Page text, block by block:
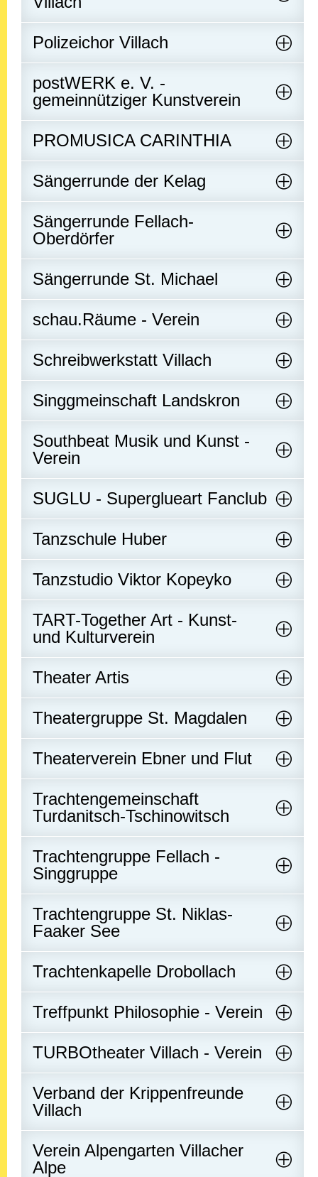
Polizeichor Villach
postWERK e. V. -
gemeinnütziger Kunstverein
PROMUSICA CARINTHIA
Sängerrunde der Kelag
Sängerrunde Fellach-
Oberdörfer
Sängerrunde St. Michael
schau.Räume - Verein
Schreibwerkstatt Villach
Singgmeinschaft Landskron
Southbeat Musik und Kunst -
Verein
SUGLU - Superglueart Fanclub
Tanzschule Huber
Tanzstudio Viktor Kopeyko
TART-Together Art - Kunst-
und Kulturverein
Theater Artis
Theatergruppe St. Magdalen
Theaterverein Ebner und Flut
Trachtengemeinschaft
Turdanitsch-Tschinowitsch
Trachtengruppe Fellach -
Singgruppe
Trachtengruppe St. Niklas-
Faaker See
Trachtenkapelle Drobollach
Treffpunkt Philosophie - Verein
TURBOtheater Villach - Verein
Verband der Krippenfreunde
Villach
Verein Alpengarten Villacher
Alpe